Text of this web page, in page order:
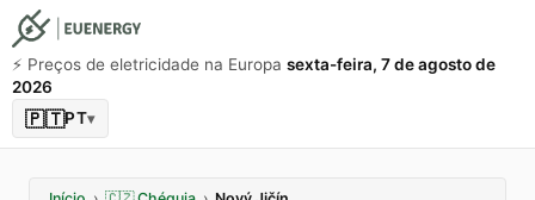
⚡️ Preços de eletricidade na Europa sexta-feira, 7 de agosto de
2026
🇵🇹PT▾